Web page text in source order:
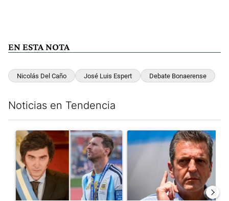
EN ESTA NOTA
Nicolás Del Caño José Luis Espert Debate Bonaerense
Noticias en Tendencia
Un artículo de tendencia con el título "Milei despidió a Jorge
Un artículo de tendencia